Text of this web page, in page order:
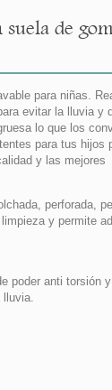
de
para niñas.
evitar la lluvia y
lo que los
para tus hijos
y las mejores
perforada,
y permite
poder anti torsión
lluvia.